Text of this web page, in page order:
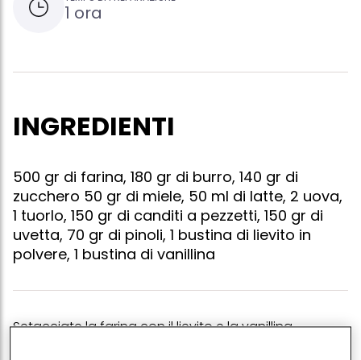
1 ora
INGREDIENTI
500 gr di farina, 180 gr di burro, 140 gr di
zucchero 50 gr di miele, 50 ml di latte, 2 uova,
1 tuorlo, 150 gr di canditi a pezzetti, 150 gr di
uvetta, 70 gr di pinoli, 1 bustina di lievito in
polvere, 1 bustina di vanillina
Setacciate la farina con il lievito e la vanillina.